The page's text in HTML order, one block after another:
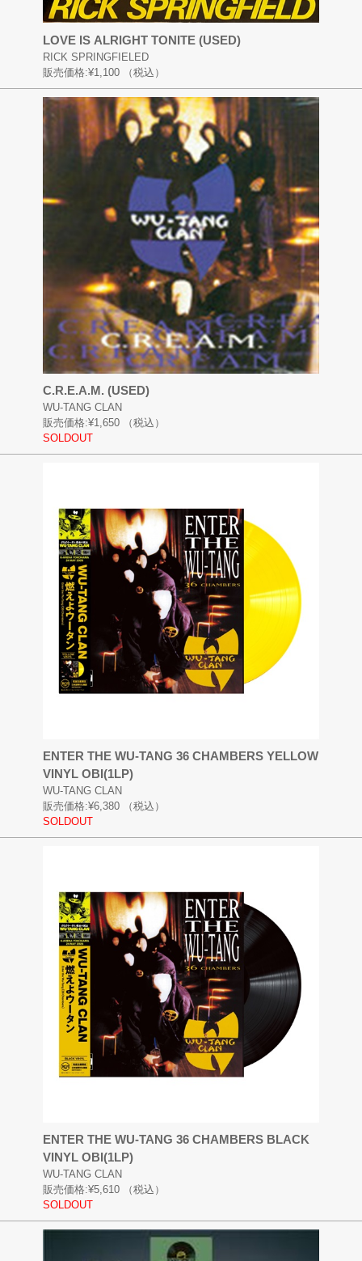
LOVE IS ALRIGHT TONITE (USED)
RICK SPRINGFIELED
販売価格:¥1,100 （税込）
C.R.E.A.M. (USED)
WU-TANG CLAN
販売価格:¥1,650
（税込）
SOLDOUT
ENTER THE WU-TANG 36 CHAMBERS YELLOW
VINYL OBI(1LP)
WU-TANG CLAN
販売価格:¥6,380
（税込）
SOLDOUT
ENTER THE WU-TANG 36 CHAMBERS BLACK
VINYL OBI(1LP)
WU-TANG CLAN
販売価格:¥5,610
（税込）
SOLDOUT